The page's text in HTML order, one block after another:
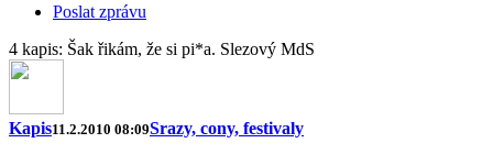
Poslat zprávu
4 kapis: Šak řikám, že si pi*a. Slezový MdS
Kapis11.2.2010 08:09Srazy, cony, festivaly